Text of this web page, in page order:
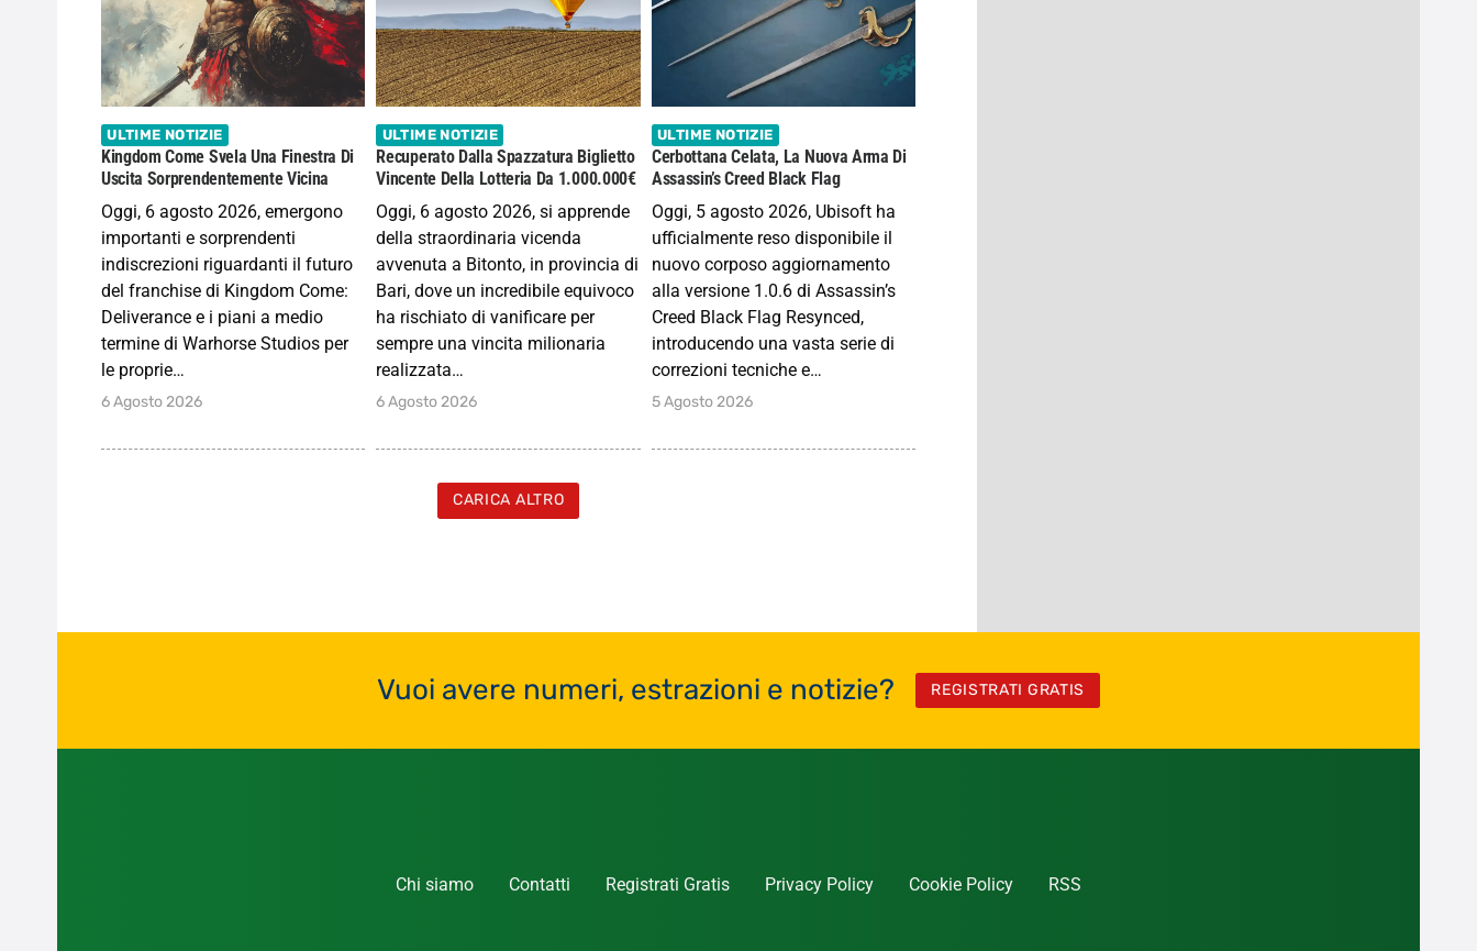
ULTIME NOTIZIE
Kingdom Come Svela Una Finestra Di
Uscita Sorprendentemente Vicina
Oggi, 6 agosto 2026, emergono
importanti e sorprendenti
indiscrezioni riguardanti il futuro
del franchise di Kingdom Come:
Deliverance e i piani a medio
termine di Warhorse Studios per
le proprie…
6 Agosto 2026
ULTIME NOTIZIE
Recuperato Dalla Spazzatura Biglietto
Vincente Della Lotteria Da 1.000.000€
Oggi, 6 agosto 2026, si apprende
della straordinaria vicenda
avvenuta a Bitonto, in provincia di
Bari, dove un incredibile equivoco
ha rischiato di vanificare per
sempre una vincita milionaria
realizzata…
6 Agosto 2026
ULTIME NOTIZIE
Cerbottana Celata, La Nuova Arma Di
Assassin’s Creed Black Flag
Oggi, 5 agosto 2026, Ubisoft ha
ufficialmente reso disponibile il
nuovo corposo aggiornamento
alla versione 1.0.6 di Assassin’s
Creed Black Flag Resynced,
introducendo una vasta serie di
correzioni tecniche e…
5 Agosto 2026
CARICA ALTRO
Vuoi avere numeri, estrazioni e notizie? REGISTRATI GRATIS
Chi siamo Contatti Registrati Gratis Privacy Policy Cookie Policy RSS